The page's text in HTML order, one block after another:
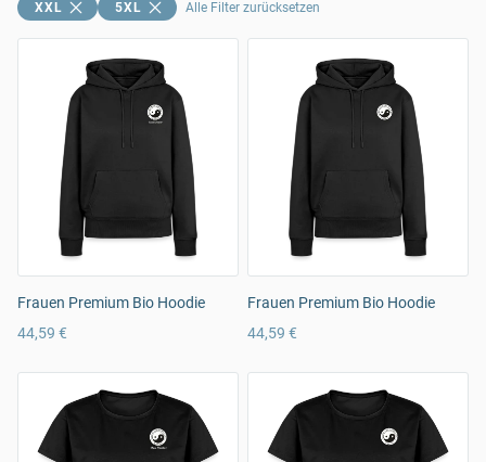
XXL
5XL Alle Filter zurücksetzen
Frauen Premium Bio Hoodie
44,59 €
Frauen Premium Bio Hoodie
44,59 €